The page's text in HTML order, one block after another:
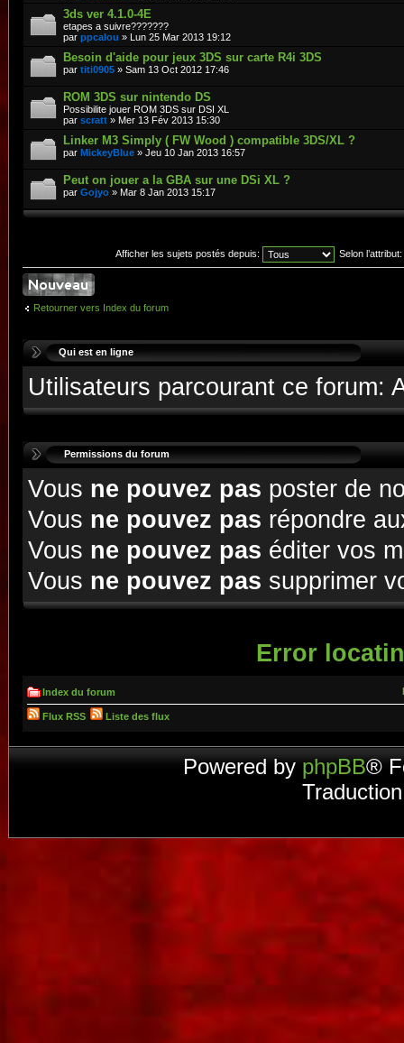
3ds ver 4.1.0-4E
etapes a suivre???????
par ppcalou » Lun 25 Mar 2013 19:12
Besoin d'aide pour jeux 3DS sur carte R4i 3DS
par titi0905 » Sam 13 Oct 2012 17:46
ROM 3DS sur nintendo DS
Possibilite jouer ROM 3DS sur DSI XL
par scratt » Mer 13 Fév 2013 15:30
Linker M3 Simply ( FW Wood ) compatible 3DS/XL ?
par MickeyBlue » Jeu 10 Jan 2013 16:57
Peut on jouer a la GBA sur une DSi XL ?
par Gojyo » Mar 8 Jan 2013 15:17
Afficher les sujets postés depuis: Selon l’attribut:
Retourner vers Index du forum
Qui est en ligne
Utilisateurs parcourant ce forum:
Permissions du forum
Vous ne pouvez pas poster de
Vous ne pouvez pas répondre
Vous ne pouvez pas éditer vos
Vous ne pouvez pas supprimer
Error
Index du forum
Flux RSS Liste des flux
Powered by phpBB®